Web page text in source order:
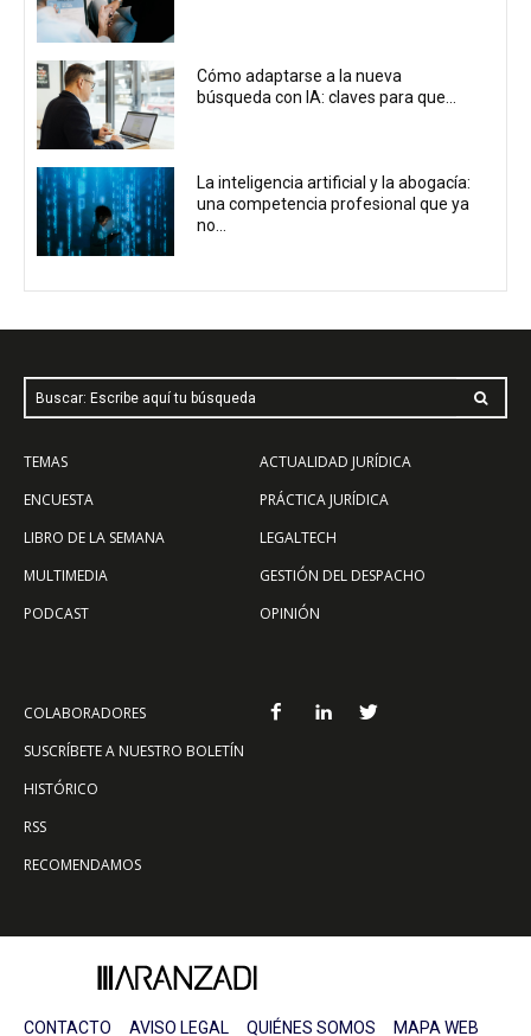
Cómo adaptarse a la nueva
búsqueda con IA: claves para que...
La inteligencia artificial y la abogacía:
una competencia profesional que ya
no...
Buscar: Escribe aquí tu búsqueda
TEMAS
ENCUESTA
LIBRO DE LA SEMANA
MULTIMEDIA
PODCAST
ACTUALIDAD JURÍDICA
PRÁCTICA JURÍDICA
LEGALTECH
GESTIÓN DEL DESPACHO
OPINIÓN
COLABORADORES
SUSCRÍBETE A NUESTRO BOLETÍN
HISTÓRICO
RSS
RECOMENDAMOS
CONTACTO AVISO LEGAL QUIÉNES SOMOS MAPA WEB